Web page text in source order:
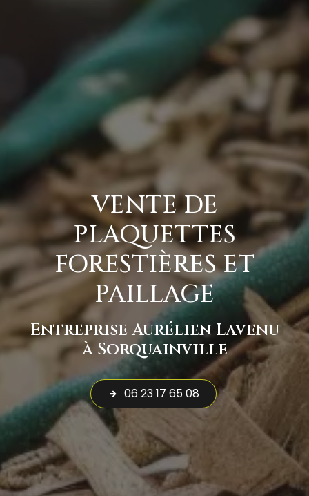
VENTE DE
PLAQUETTES
FORESTIÈRES ET
PAILLAGE
Entreprise Aurélien Lavenu
à Sorquainville
06 23 17 65 08